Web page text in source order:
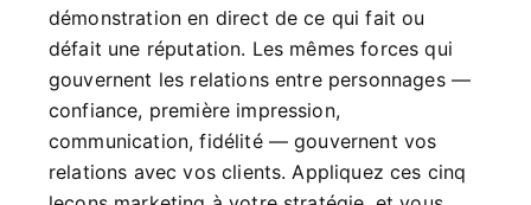
démonstration en direct de ce qui fait ou
défait une réputation. Les mêmes forces qui
gouvernent les relations entre personnages —
confiance, première impression,
communication, fidélité — gouvernent vos
relations avec vos clients. Appliquez ces cinq